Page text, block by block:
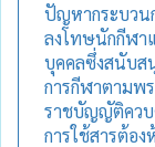
ปัญหากระบวน
ลงโทษนักกีฬา
บุคคลซึ่งสนับส
การกีฬาตามพ
ราชบัญญัติคว
การใช้สารต้อง